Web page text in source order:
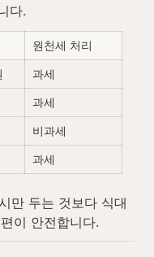
다.
원천세 처리
과세
과세
비과세
과세
만 두는 것보다 식대
이 안전합니다.